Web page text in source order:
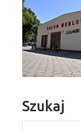
Szukaj